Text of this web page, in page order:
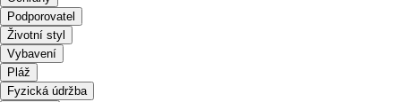
Podporovatel
Životní styl
Vybavení
Pláž
Fyzická údržba